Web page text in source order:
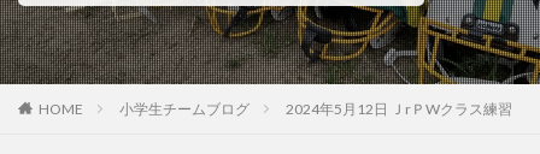
HOME 小学生チームブログ 2024年5月12日 ＪrＰWクラス練習